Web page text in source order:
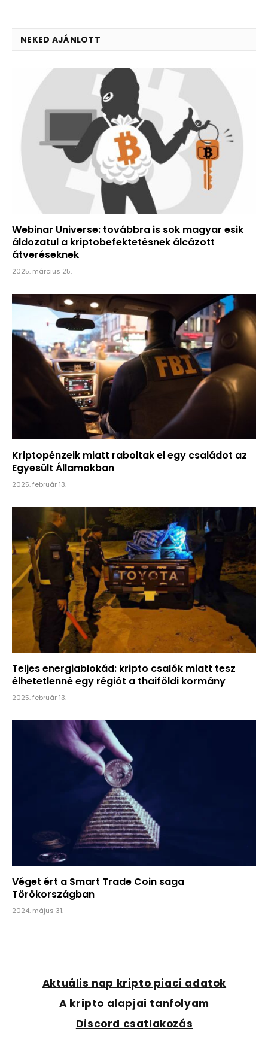
NEKED AJÁNLOTT
Webinar Universe: továbbra is sok magyar esik
áldozatul a kriptobefektetésnek álcázott
átveréseknek
2025. március 25.
Kriptopénzeik miatt raboltak el egy családot az
Egyesült Államokban
2025. február 13.
Teljes energiablokád: kripto csalók miatt tesz
élhetetlenné egy régiót a thaiföldi kormány
2025. február 13.
Véget ért a Smart Trade Coin saga
Törökországban
2024. május 31.
Aktuális nap kripto piaci adatok
A kripto alapjai tanfolyam
Discord csatlakozás